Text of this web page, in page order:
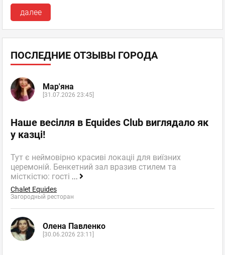
далее
ПОСЛЕДНИЕ ОТЗЫВЫ ГОРОДА
Мар'яна
[31.07.2026 23:45]
Наше весілля в Equides Club виглядало як
у казці!
Тут є неймовірно красиві локаціі для виїзних
церемоній. Бенкетний зал вразив стилем та
місткістю: гості ...
Chalet Equides
Загородный ресторан
Олена Павленко
[30.06.2026 23:11]